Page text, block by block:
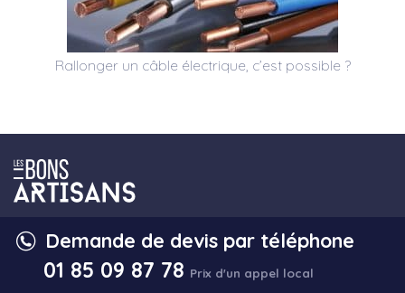
Rallonger un câble électrique, c’est possible ?
DEMANDE DE DEVIS
Demande de devis par téléphone
01 85 09 87 78 Prix d'un appel local